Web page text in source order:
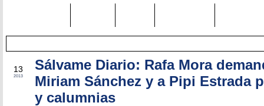
13
2013
Sálvame Diario: Rafa Mora
Miriam Sánchez y a Pipi Estrada
y calumnias